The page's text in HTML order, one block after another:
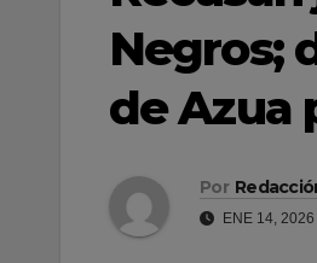
Negros;
de Azua
Por
ENE 14, 2026